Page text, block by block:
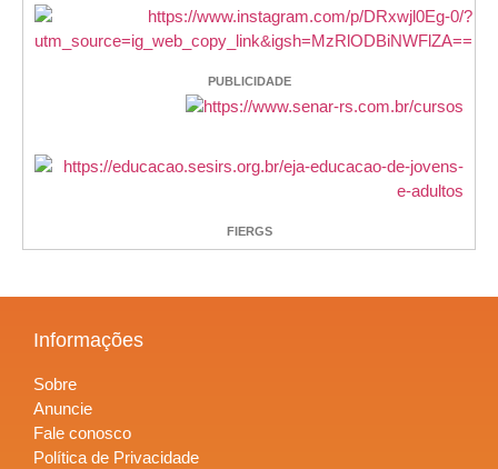
PUBLICIDADE
FIERGS
Informações
Sobre
Anuncie
Fale conosco
Política de Privacidade